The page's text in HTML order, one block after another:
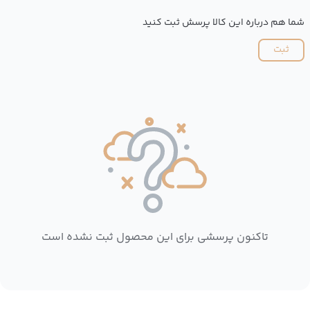
شما هم درباره این کالا پرسش ثبت کنید
ثبت
تاکنون پرسشی برای این محصول ثبت نشده است